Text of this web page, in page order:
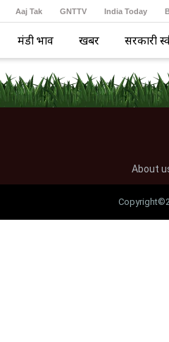
Aaj Tak GNTTV India Today
मंडी भाव खबरें सरकारी
About